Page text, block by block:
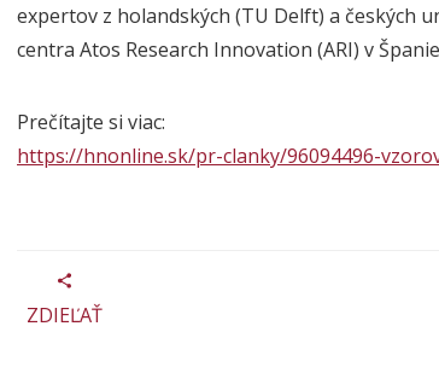
expertov z holandských (TU Delft) a českých
centra Atos Research Innovation (ARI) v
Prečítajte si viac:
https://hnonline.sk/pr-clanky/96094496-
ZDIEĽAŤ